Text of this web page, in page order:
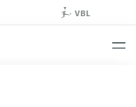
VBL